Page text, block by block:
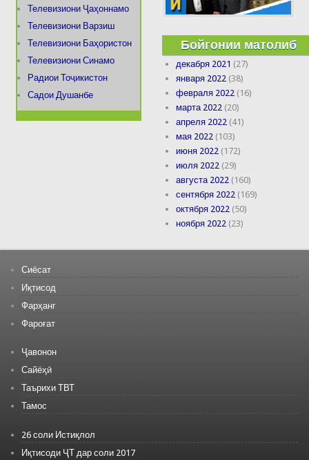
Телевизиони Ҷаҳоннамо
Телевизиони Варзиш
Телевизиони Баҳористон
Телевизиони Синамо
Радиои Тоҷикистон
Садои Душанбе
Бойгонии матолиб
декабря 2021 (27)
января 2022 (38)
февраля 2022 (16)
марта 2022 (20)
апреля 2022 (41)
мая 2022 (103)
июня 2022 (172)
июля 2022 (29)
августа 2022 (160)
сентября 2022 (169)
октября 2022 (50)
ноября 2022 (23)
Сиёсат
Иқтисод
Фарҳанг
Фароғат
Ҷавонон
Сайёҳӣ
Таърихи ТВТ
Тамос
26 соли Истиқлол
Иқтисоди ҶТ дар соли 2017